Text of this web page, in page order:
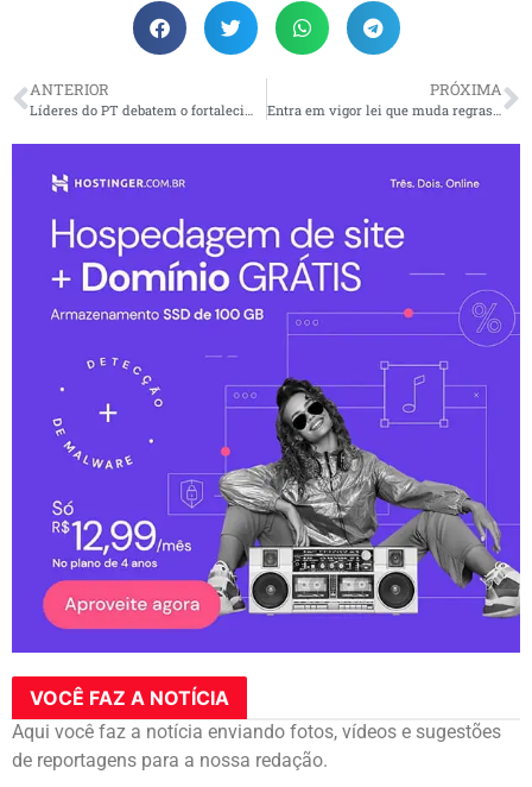
ANTERIOR
Líderes do PT debatem o fortalecimento do partido na Baixada Santista
PRÓXIMA
Entra em vigor lei que muda regras para laqueadura e vasectomia
VOCÊ FAZ A NOTÍCIA
Aqui você faz a notícia enviando fotos, vídeos e sugestões
de reportagens para a nossa redação.